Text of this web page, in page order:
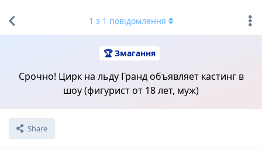
🏆 Змагання
Срочно! Цирк на льду Гранд объявляет кастинг в
шоу (фигурист от 18 лет, муж)
Share
1 з 1 повідомлення